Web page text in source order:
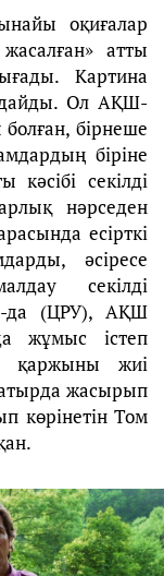
оқиғалар
жасалған» атты
Картина
Ол АҚШ-
бірнеше
біріне
секілді
нәрседен
есірткі
әсіресе
секілді
да (ЦРУ), АҚШ
жұмыс істеп
қаржыны жиі
жасырып
көрінетін Том